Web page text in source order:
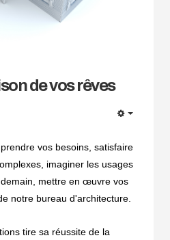
de vos rêves
vos besoins, satisfaire
imaginer les usages
mettre en œuvre vos
notre bureau d'architecture.
tire sa réussite de la